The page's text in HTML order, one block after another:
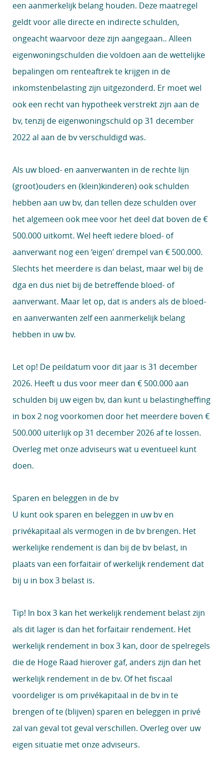
een aanmerkelijk belang houden. Deze maatregel
geldt voor alle directe en indirecte schulden,
ongeacht waarvoor deze zijn aangegaan.. Alleen
eigenwoningschulden die voldoen aan de wettelijke
bepalingen om renteaftrek te krijgen in de
inkomstenbelasting zijn uitgezonderd. Er moet wel
ook een recht van hypotheek verstrekt zijn aan de
bv, tenzij de eigenwoningschuld op 31 december
2022 al aan de bv verschuldigd was.
Als uw bloed- en aanverwanten in de rechte lijn
(groot)ouders en (klein)kinderen) ook schulden
hebben aan uw bv, dan tellen deze schulden over
het algemeen ook mee voor het deel dat boven de €
500.000 uitkomt. Wel heeft iedere bloed- of
aanverwant nog een ‘eigen’ drempel van € 500.000.
Slechts het meerdere is dan belast, maar wel bij de
dga en dus niet bij de betreffende bloed- of
aanverwant. Maar let op, dat is anders als de bloed-
en aanverwanten zelf een aanmerkelijk belang
hebben in uw bv.
Let op! De peildatum voor dit jaar is 31 december
2026. Heeft u dus voor meer dan € 500.000 aan
schulden bij uw eigen bv, dan kunt u belastingheffing
in box 2 nog voorkomen door het meerdere boven €
500.000 uiterlijk op 31 december 2026 af te lossen.
Overleg met onze adviseurs wat u eventueel kunt
doen.
Sparen en beleggen in de bv
U kunt ook sparen en beleggen in uw bv en
privékapitaal als vermogen in de bv brengen. Het
werkelijke rendement is dan bij de bv belast, in
plaats van een forfaitair of werkelijk rendement dat
bij u in box 3 belast is.
Tip! In box 3 kan het werkelijk rendement belast zijn
als dit lager is dan het forfaitair rendement. Het
werkelijk rendement in box 3 kan, door de spelregels
die de Hoge Raad hierover gaf, anders zijn dan het
werkelijk rendement in de bv. Of het fiscaal
voordeliger is om privékapitaal in de bv in te
brengen of te (blijven) sparen en beleggen in privé
zal van geval tot geval verschillen. Overleg over uw
eigen situatie met onze adviseurs.